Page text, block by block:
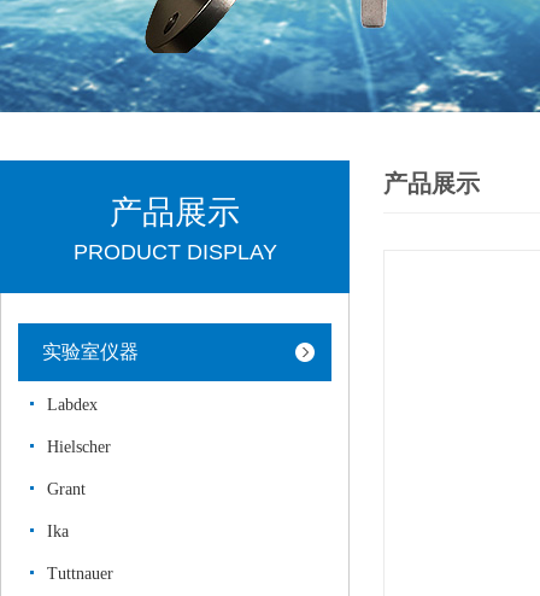
产品展示
PRODUCT DISPLAY
实验室仪器
Labdex
Hielscher
Grant
Ika
Tuttnauer
产品展示